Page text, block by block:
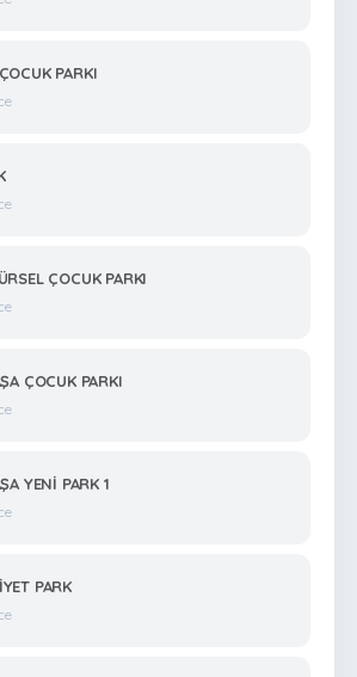
PARKI
ÇOCUK PARKI
ÇOCUK PARKI
YENİ PARK 1
PARK